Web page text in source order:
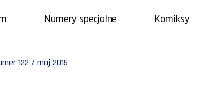
Numery specjalne Komiksy
122 / maj 2015